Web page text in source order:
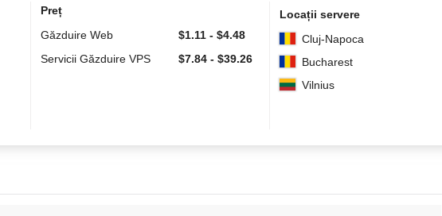
Preț
Găzduire Web
$1.11 - $4.48
Servicii Găzduire VPS
$7.84 - $39.26
Locații servere
Cluj-Napoca
Bucharest
Vilnius